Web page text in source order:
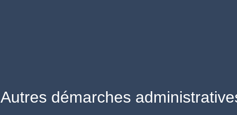
Autres démarches